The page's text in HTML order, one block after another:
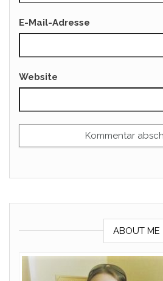
E-Mail-Adresse
Website
ABOUT ME